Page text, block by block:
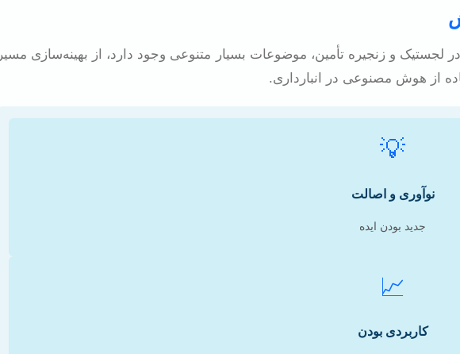
و زنجیره تأمین، موضوعات بسیار متنوعی وجود دارد، از بهینه‌سازی مسیر
از هوش مصنوعی در انبارداری.
💡
نوآوری و اصالت
جدید بودن ایده
📈
کاربردی بودن